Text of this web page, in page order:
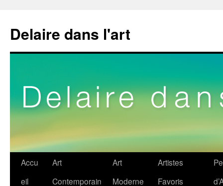
Delaire dans l'art
Aller
Accu
eil
Art
Contemporain
Art
Moderne
Artistes
Favoris